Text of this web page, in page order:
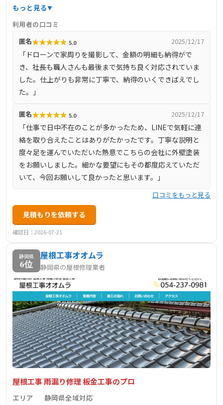
準の品質管理を徹底することで、安心・高品質な施工を実
した無料の劣化診断や雨漏り診断を行い、最長15年のアフ
ター保証を提供するなど、顧客満足度の向上に努めていま
す。代表自らが相談対応を行い、丁寧なヒアリングを通じ
て最適な提案を行う姿勢からも、信頼できる業者であるこ
とがうかがえます。静岡市内で屋根や雨漏りの修理を検討
している方にとって、安心して依頼できる会社です。
もっと見る
利用者の口コミ
匿名★★★★★ 5.0 2025/12/17
「ドローンで家周りを撮影して、金額の明細も納得がで
き、社長も職人さんも最後まで気持ち良く対応されていま
した。仕上がりも非常に丁寧で、納得のいくできばえでし
た。」
匿名★★★★★ 5.0 2025/12/17
「仕事で日中不在のことが多かったため、LINEで気軽に連
絡を取り合えたことはありがたかったです。丁寧な説明と
度々足を運んでいただいた熱意でこちらの会社に外壁塗装
をお願いしました。細かな要望にもその都度応えていただ
いて、今回お願いして良かったと思います。」
口コミをもっと見る
見積もりを依頼する
確認日：2026-07-21
静岡県
6位
​屋根工事オオムラ
静岡県の屋根修理業者
屋根工事 雨漏り修理 板金工事のプロ
エリア
静岡県全域対応